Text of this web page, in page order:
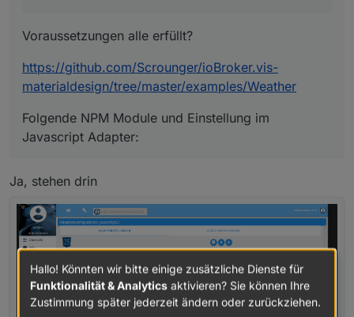
Voraussetzungen alle erfüllt?
https://github.com/Scrounger/ioBroker.vis-
materialdesign/tree/master/examples/Weather
Folgende NPM Module und Einstellung im
Javascript Adapter:
Ja, stehen drin
Hallo! Könnten wir bitte einige zusätzliche Dienste für
Funktionalität & Analytics aktivieren? Sie können Ihre
Zustimmung später jederzeit ändern oder zurückziehen.